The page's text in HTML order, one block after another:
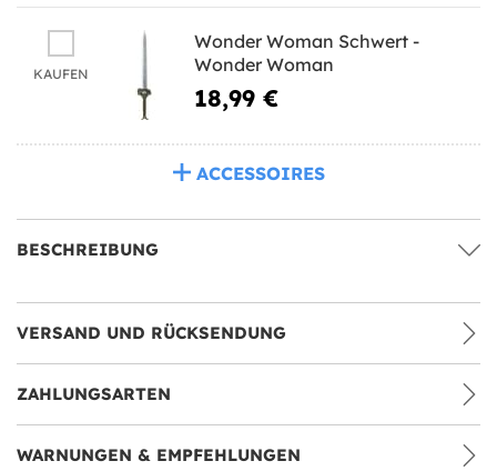
KAUFEN
Wonder Woman Schwert -
Wonder Woman
18,99 €
ACCESSOIRES
BESCHREIBUNG
VERSAND UND RÜCKSENDUNG
ZAHLUNGSARTEN
WARNUNGEN & EMPFEHLUNGEN